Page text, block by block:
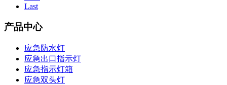
Last
产品中心
应急防水灯
应急出口指示灯
应急指示灯箱
应急双头灯